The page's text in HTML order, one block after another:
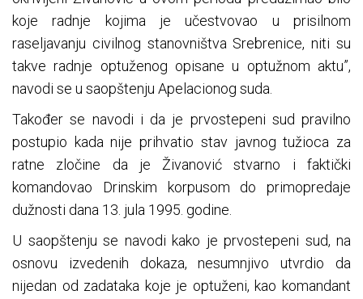
koje radnje kojima je učestvovao u prisilnom
raseljavanju civilnog stanovništva Srebrenice, niti su
takve radnje optuženog opisane u optužnom aktu”,
navodi se u saopštenju Apelacionog suda.
Također se navodi i da je prvostepeni sud pravilno
postupio kada nije prihvatio stav javnog tužioca za
ratne zločine da je Živanović stvarno i faktički
komandovao Drinskim korpusom do primopredaje
dužnosti dana 13. jula 1995. godine.
U saopštenju se navodi kako je prvostepeni sud, na
osnovu izvedenih dokaza, nesumnjivo utvrdio da
nijedan od zadataka koje je optuženi, kao komandant